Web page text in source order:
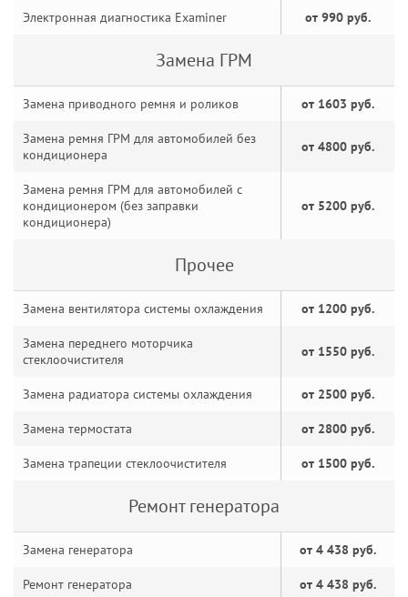
Электронная диагностика Examiner от 990 руб.
Замена ГРМ
Замена приводного ремня и роликов от 1603 руб.
Замена ремня ГРМ для автомобилей без
кондиционера
от 4800 руб.
Замена ремня ГРМ для автомобилей с
кондиционером (без заправки
кондиционера)
от 5200 руб.
Прочее
Замена вентилятора системы охлаждения от 1200 руб.
Замена переднего моторчика
стеклоочистителя
от 1550 руб.
Замена радиатора системы охлаждения от 2500 руб.
Замена термостата от 2800 руб.
Замена трапеции стеклоочистителя от 1500 руб.
Ремонт генератора
Замена генератора от 4 438 руб.
Ремонт генератора от 4 438 руб.